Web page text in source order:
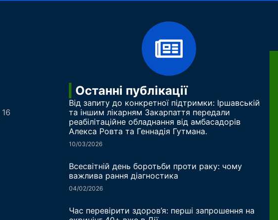
Останні публікації
Від запиту до конкретної підтримки: Іршавській
та іншим лікарням Закарпаття передали
реабілітаційне обладнання від амбасадорів
Алекса Ровта та Геннадія Гутмана.
10/03/2026
Всесвітній день боротьби проти раку: чому
важлива рання діагностика
04/02/2026
Час перевірити здоров’я: перші запрошення на